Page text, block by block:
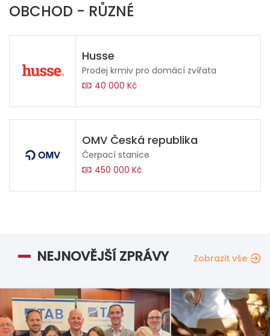
OBCHOD - RŮZNÉ
Husse
Prodej krmiv pro domácí zvířata
40 000 Kč
OMV Česká republika
Čerpací stanice
450 000 Kč
NEJNOVĚJŠÍ ZPRÁVY Zobrazit vše